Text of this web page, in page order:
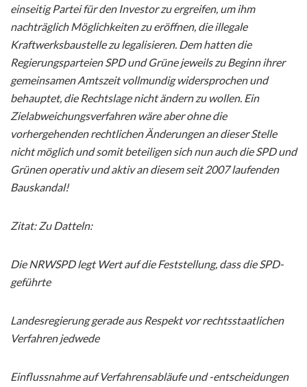
einseitig Partei für den Investor zu ergreifen, um ihm
nachträglich Möglichkeiten zu eröffnen, die illegale
Kraftwerksbaustelle zu legalisieren. Dem hatten die
Regierungsparteien SPD und Grüne jeweils zu Beginn ihrer
gemeinsamen Amtszeit vollmundig widersprochen und
behauptet, die Rechtslage nicht ändern zu wollen. Ein
Zielabweichungsverfahren wäre aber ohne die
vorhergehenden rechtlichen Änderungen an dieser Stelle
nicht möglich und somit beteiligen sich nun auch die SPD und
Grünen operativ und aktiv an diesem seit 2007 laufenden
Bauskandal!
Zitat: Zu Datteln:
Die NRWSPD legt Wert auf die Feststellung, dass die SPD-
geführte
Landesregierung gerade aus Respekt vor rechtsstaatlichen
Verfahren jedwede
Einflussnahme auf Verfahrensabläufe und -entscheidungen